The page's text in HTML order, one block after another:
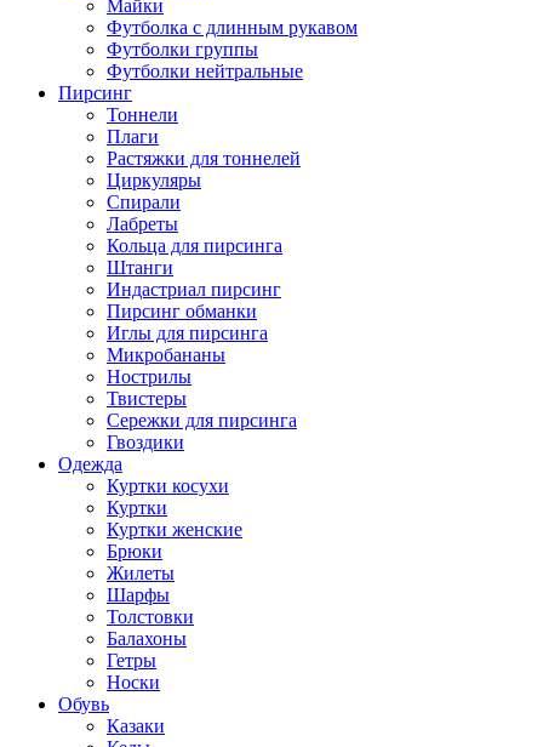
Майки
Футболка с длинным рукавом
Футболки группы
Футболки нейтральные
Пирсинг
Тоннели
Плаги
Растяжки для тоннелей
Циркуляры
Спирали
Лабреты
Кольца для пирсинга
Штанги
Индастриал пирсинг
Пирсинг обманки
Иглы для пирсинга
Микробананы
Нострилы
Твистеры
Сережки для пирсинга
Гвоздики
Одежда
Куртки косухи
Куртки
Куртки женские
Брюки
Жилеты
Шарфы
Толстовки
Балахоны
Гетры
Носки
Обувь
Казаки